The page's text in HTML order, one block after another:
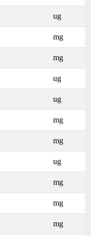
ug
mg
mg
ug
ug
mg
mg
ug
mg
mg
mg